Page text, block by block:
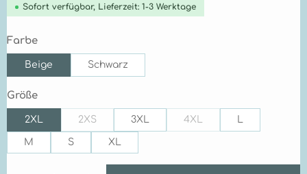
Sofort verfügbar, Lieferzeit: 1-3 Werktage
Farbeauswählen
Beige Schwarz
Größeauswählen
2XL 2XS 3XL 4XL L
M S XL